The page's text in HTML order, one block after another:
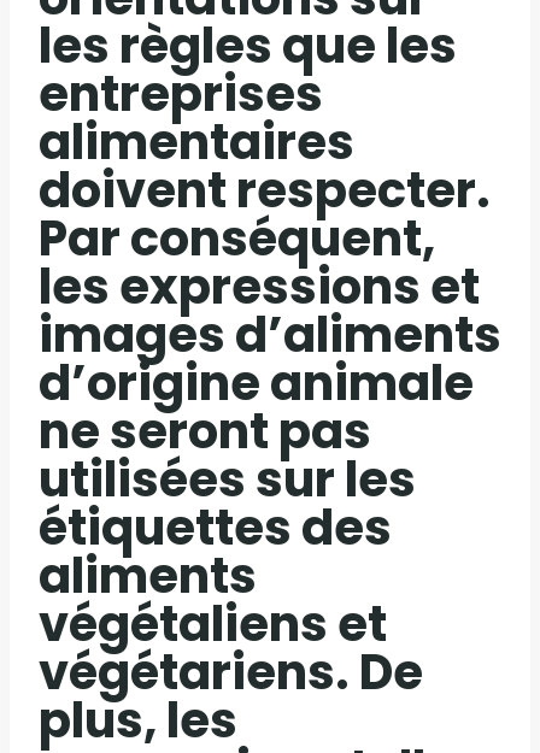
les règles que les
entreprises
alimentaires
doivent respecter.
Par conséquent,
les expressions et
images d’aliments
d’origine animale
ne seront pas
utilisées sur les
étiquettes des
aliments
végétaliens et
végétariens. De
plus, les